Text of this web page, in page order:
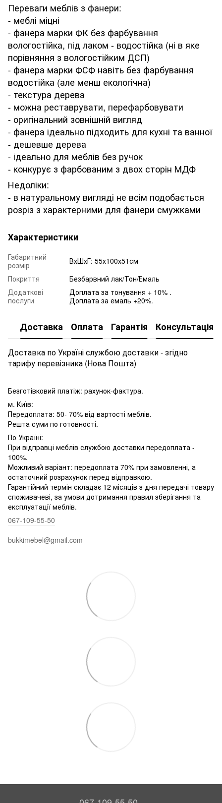
Переваги меблів з фанери:
- меблі міцні
- фанера марки ФК без фарбування
вологостійка, під лаком - водостійка (ні в яке
порівняння з вологостійким ДСП)
- фанера марки ФСФ навіть без фарбування
водостійка (але менш екологічна)
- текстура дерева
- можна реставрувати, перефарбовувати
- оригінальний зовнішній вигляд
- фанера ідеально підходить для кухні та ванної
- дешевше дерева
- ідеально для меблів без ручок
- конкурує з фарбованим з двох сторін МДФ
Недоліки:
- в натуральному вигляді не всім подобається
розріз з характерними для фанери смужками
Характеристики
Габаритний
розмір
ВхШхГ: 55х100х51см
Покриття
Безбарвний лак/Тон/Емаль
Додаткові
послуги
Доплата за тонування + 10% .
Доплата за емаль +20%.
Доставка Оплата Гарантія Консультація
Доставка по Україні службою доставки - згідно
тарифу перевізника (Нова Пошта)
Безготівковий платіж: рахунок-фактура.
м. Київ:
Передоплата: 50- 70% від вартості меблів.
Решта суми по готовності.
По Україні:
При відправці меблів службою доставки передоплата -
100%.
Можливий варіант: передоплата 70% при замовленні, а
остаточний розрахунок перед відправкою.
Гарантійний термін складає 12 місяців з дня передачі товару
споживачеві, за умови дотримання правил зберігання та
експлуатації меблів.
067-109-55-50
bukkimebel@gmail.com